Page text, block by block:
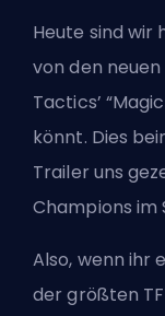
Heute sind wir
von den
Tactics’
könnt. Dies
Trailer uns
Champions im
Also, wenn ihr
der größten